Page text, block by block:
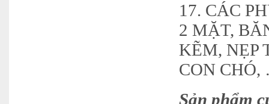
17. CÁC
2 MẶT,
KẼM, NẸP
CON
Sản phẩm